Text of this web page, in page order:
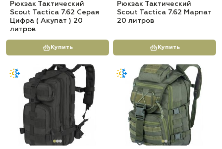
Рюкзак Тактический
Scout Tactica 7.62 Серая
Цифра ( Акупат ) 20
литров
Купить
Рюкзак Тактический
Scout Tactica 7.62 Марпат
20 литров
Купить